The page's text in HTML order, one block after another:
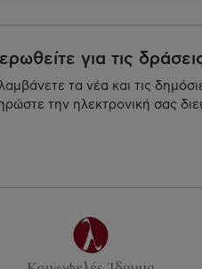
για τις
τα νέα και τις
την ηλεκτρονική σας